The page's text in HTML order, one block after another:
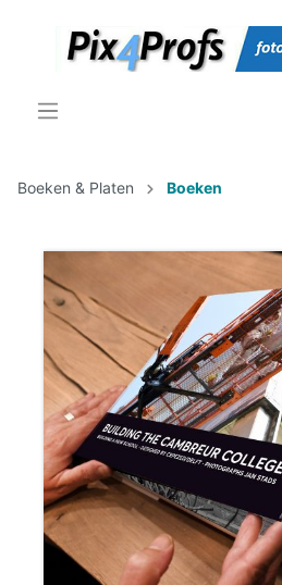
Boeken & Platen Boeken